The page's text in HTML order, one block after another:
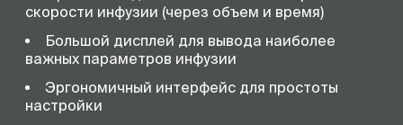
скорости инфузии (через объем и время)
Большой дисплей для вывода наиболее
важных параметров инфузии
Эргономичный интерфейс для простоты
настройки